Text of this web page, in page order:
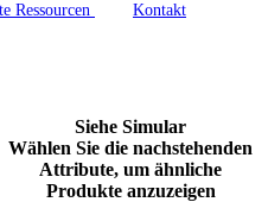
Ressourcen Kontakt
Siehe Simular
Wählen Sie die nachstehenden
Attribute, um ähnliche
Produkte anzuzeigen